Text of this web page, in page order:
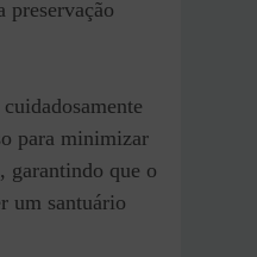
preservação
para minimizar
garantindo que o
um santuário